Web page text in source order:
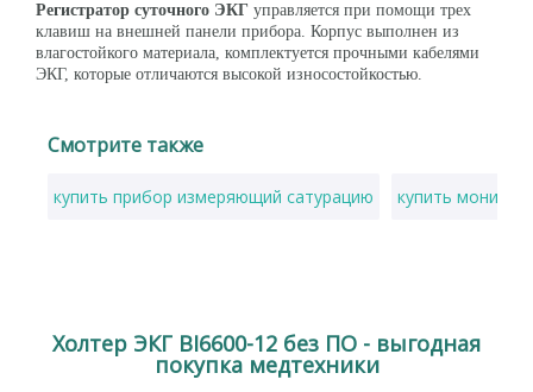
Регистратор суточного ЭКГ управляется при помощи трех
клавиш на внешней панели прибора. Корпус выполнен из
влагостойкого материала, комплектуется прочными кабелями
ЭКГ, которые отличаются высокой износостойкостью.
Смотрите также
купить прибор измеряющий сатурацию купить монитор
Холтер ЭКГ BI6600-12 без ПО - выгодная
покупка медтехники